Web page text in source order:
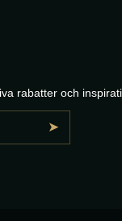
rabatter och
➤